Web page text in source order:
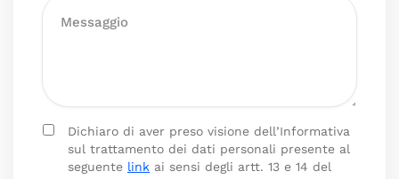
Dichiaro di aver preso visione dell’Informativa
sul trattamento dei dati personali presente al
seguente link ai sensi degli artt. 13 e 14 del